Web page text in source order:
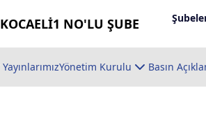
KOCAELİ1 NO'LU ŞUBE
YayınlarımızYönetim Kurulu Basın